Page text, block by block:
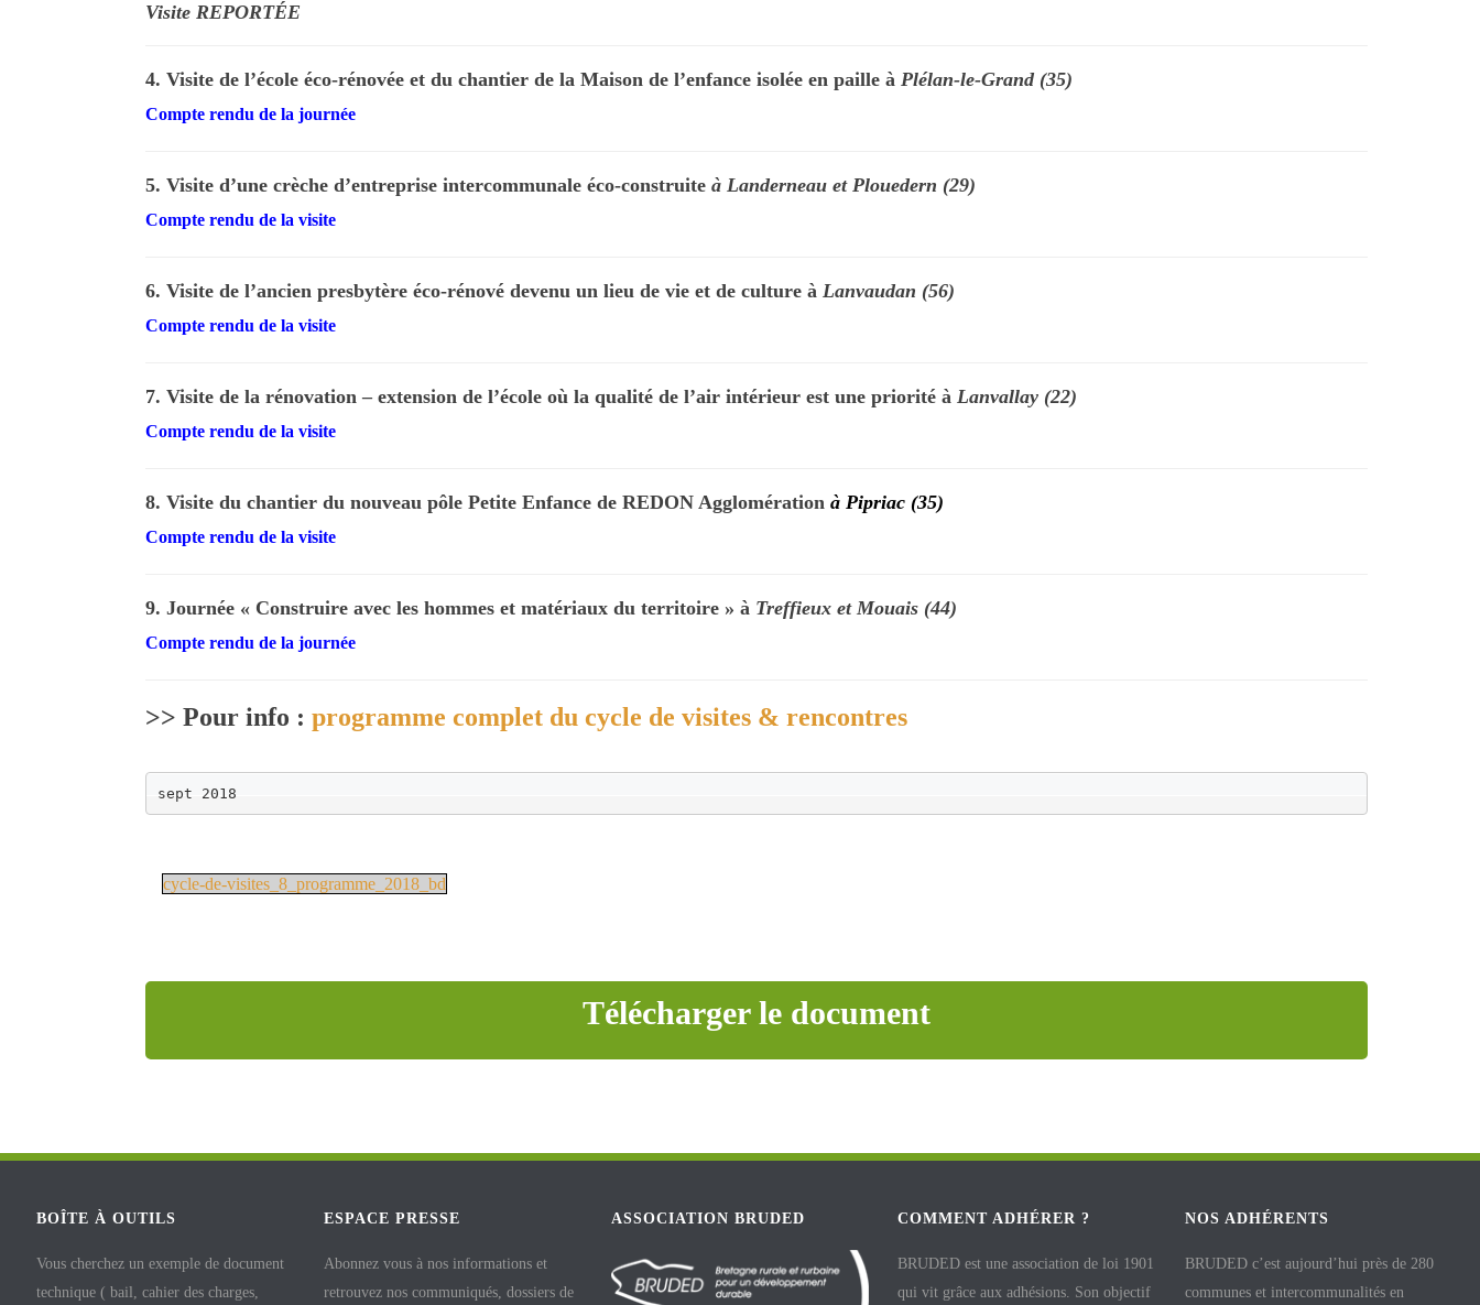
Visite REPORTÉE
4. Visite de l’école éco-rénovée et du chantier de la Maison de l’enfance isolée en paille à Plélan-le-Grand (35)
Compte rendu de la journée
5. Visite d’une crèche d’entreprise intercommunale éco-construite à Landerneau et Plouedern (29)
Compte rendu de la visite
6. Visite de l’ancien presbytère éco-rénové devenu un lieu de vie et de culture à Lanvaudan (56)
Compte rendu de la visite
7. Visite de la rénovation – extension de l’école où la qualité de l’air intérieur est une priorité à Lanvallay (22)
Compte rendu de la visite
8. Visite du chantier du nouveau pôle Petite Enfance de REDON Agglomération à Pipriac (35)
Compte rendu de la visite
9. Journée « Construire avec les hommes et matériaux du territoire » à Treffieux et Mouais (44)
Compte rendu de la journée
>> Pour info : programme complet du cycle de visites & rencontres
sept 2018
cycle-de-visites_8_programme_2018_bd
Télécharger le document
BOÎTE À OUTILS
Vous cherchez un exemple de document
technique ( bail, cahier des charges,
ESPACE PRESSE
Abonnez vous à nos informations et
retrouvez nos communiqués, dossiers de
ASSOCIATION BRUDED COMMENT ADHÉRER ?
BRUDED est une association de loi 1901
qui vit grâce aux adhésions. Son objectif
NOS ADHÉRENTS
BRUDED c’est aujourd’hui près de 280
communes et intercommunalités en